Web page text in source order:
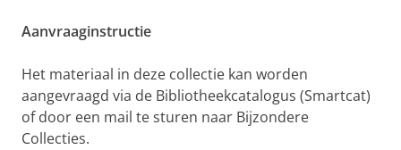
Aanvraaginstructie
Het materiaal in deze collectie kan worden
aangevraagd via de Bibliotheekcatalogus (Smartcat)
of door een mail te sturen naar Bijzondere
Collecties.